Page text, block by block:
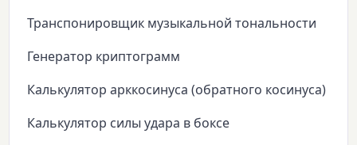
Транспонировщик музыкальной тональности
Генератор криптограмм
Калькулятор арккосинуса (обратного косинуса)
Калькулятор силы удара в боксе